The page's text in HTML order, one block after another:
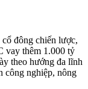
đông chiến lược,
vay thêm 1.000 tỷ
theo hướng đa lĩnh
công nghiệp, nông